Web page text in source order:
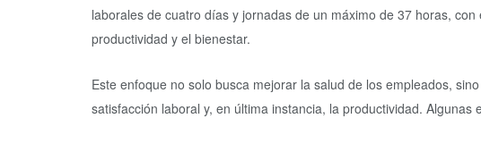
laborales de cuatro días y jornadas de un máximo de 37 horas,
productividad y el bienestar.
Este enfoque no solo busca mejorar la salud de los empleados,
satisfacción laboral y, en última instancia, la productividad.